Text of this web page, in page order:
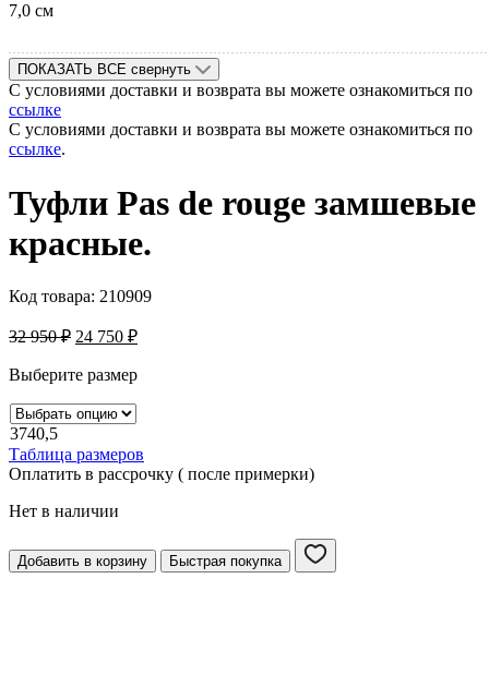
7,0 см
ПОКАЗАТЬ ВСЕ свернуть
С условиями доставки и возврата вы можете ознакомиться по
ссылке
С условиями доставки и возврата вы можете ознакомиться по
ссылке.
Туфли Pas de rouge замшевые
красные.
Код товара: 210909
32 950₽ 24 750 ₽
Выберите размер
3740,5
Таблица размеров
Оплатить в рассрочку ( после примерки)
Нет в наличии
Добавить в корзину Быстрая покупка